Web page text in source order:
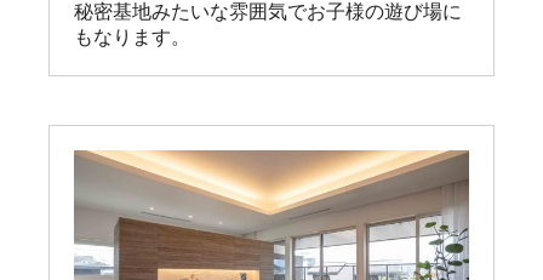
秘密基地みたいな雰囲気でお子様の遊び場に
もなります。